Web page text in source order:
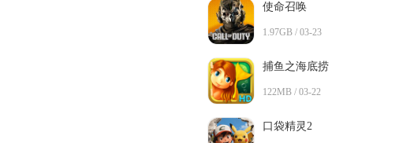
使命召唤
1.97GB / 03-23
捕鱼之海底捞
122MB / 03-22
口袋精灵2